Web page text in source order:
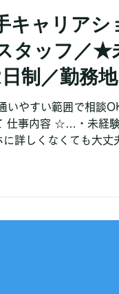
キャリアシ
タッフ／★
制／勤務地
で相談OK
やすい範囲で相談
仕事内容 ☆…・未経